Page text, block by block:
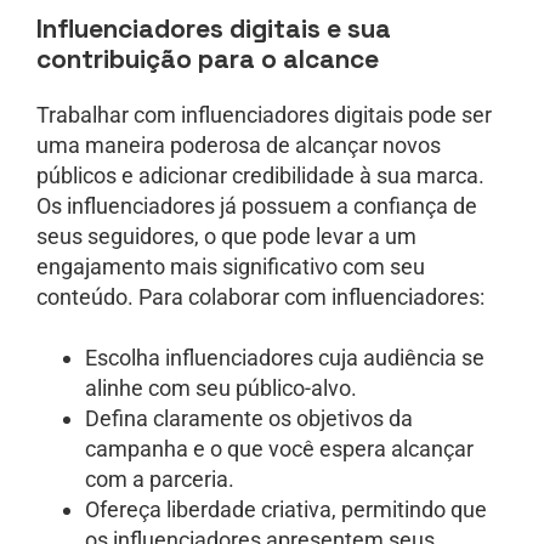
Influenciadores digitais e sua
contribuição para o alcance
Trabalhar com influenciadores digitais pode ser
uma maneira poderosa de alcançar novos
públicos e adicionar credibilidade à sua marca.
Os influenciadores já possuem a confiança de
seus seguidores, o que pode levar a um
engajamento mais significativo com seu
conteúdo. Para colaborar com influenciadores:
Escolha influenciadores cuja audiência se
alinhe com seu público-alvo.
Defina claramente os objetivos da
campanha e o que você espera alcançar
com a parceria.
Ofereça liberdade criativa, permitindo que